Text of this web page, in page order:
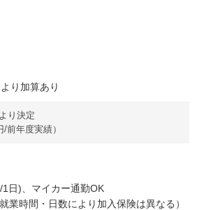
り加算あり
り決定
前年度実績）
1日)、マイカー通勤OK
業時間・日数により加入保険は異なる）